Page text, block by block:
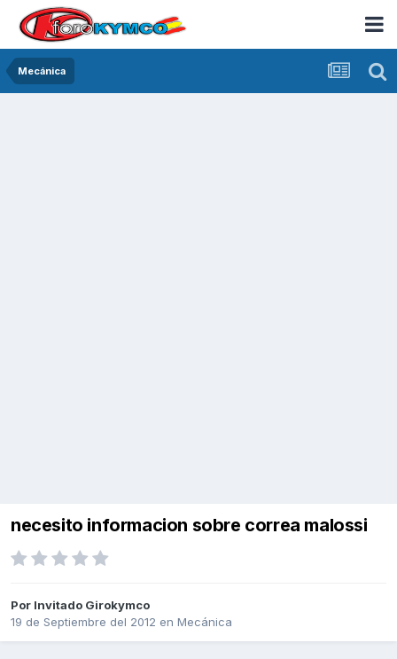
Mecánica
necesito informacion sobre correa malossi
Por Invitado Girokymco
19 de Septiembre del 2012 en Mecánica